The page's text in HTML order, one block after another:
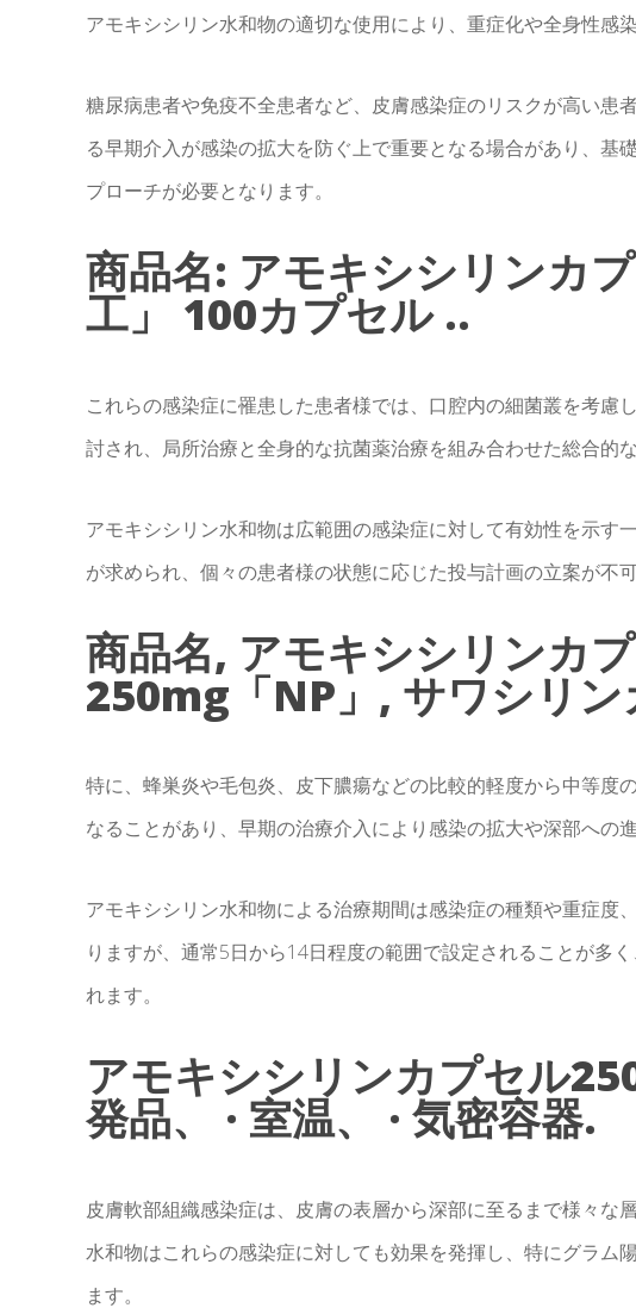
アモキシシリン水和物の適切な使用により、重症化や全身性感
糖尿病患者や免疫不全患者など、皮膚感染症のリスクが高い患
る早期介入が感染の拡大を防ぐ上で重要となる場合があり、基
プローチが必要となります。
商品名: アモキシシリンカ
工」 100カプセル ..
これらの感染症に罹患した患者様では、口腔内の細菌叢を考慮
討され、局所治療と全身的な抗菌薬治療を組み合わせた総合的
アモキシシリン水和物は広範囲の感染症に対して有効性を示す
が求められ、個々の患者様の状態に応じた投与計画の立案が不可
商品名, アモキシシリンカ
250mg「NP」, サワシリ
特に、蜂巣炎や毛包炎、皮下膿瘍などの比較的軽度から中等度
なることがあり、早期の治療介入により感染の拡大や深部への
アモキシシリン水和物による治療期間は感染症の種類や重症度
りますが、通常5日から14日程度の範囲で設定されることが多
れます。
アモキシシリンカプセル
発品、 · 室温、 · 気密容器.
皮膚軟部組織感染症は、皮膚の表層から深部に至るまで様々な
水和物はこれらの感染症に対しても効果を発揮し、特にグラム
ます。